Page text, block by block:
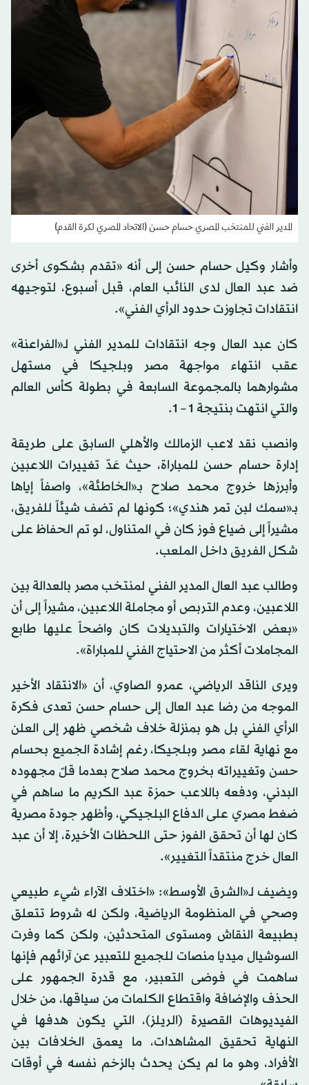
المدير الفني للمنتخب المصري حسام حسن (الاتحاد المصري لكرة القدم)
وأشار وكيل حسام حسن إلى أنه «تقدم بشكوى أخرى
ضد عبد العال لدى النائب العام، قبل أسبوع، لتوجيهه
انتقادات تجاوزت حدود الرأي الفني».
كان عبد العال وجه انتقادات للمدير الفني لـ«الفراعنة»
عقب انتهاء مواجهة مصر وبلجيكا في مستهل
مشوارهما بالمجموعة السابعة في بطولة كأس العالم
والتي انتهت بنتيجة 1 – 1.
وانصب نقد لاعب الزمالك والأهلي السابق على طريقة
إدارة حسام حسن للمباراة، حيث عَدّ تغييرات اللاعبين
وأبرزها خروج محمد صلاح بـ«الخاطئة»، واصفاً إياها
بـ«سمك لبن تمر هندي»؛ كونها لم تضف شيئاً للفريق،
مشيراً إلى ضياع فوز كان في المتناول، لو تم الحفاظ على
شكل الفريق داخل الملعب.
وطالب عبد العال المدير الفني لمنتخب مصر بالعدالة بين
اللاعبين، وعدم التربص أو مجاملة اللاعبين، مشيراً إلى أن
«بعض الاختيارات والتبديلات كان واضحاً عليها طابع
المجاملات أكثر من الاحتياج الفني للمباراة».
ويرى الناقد الرياضي، عمرو الصاوي، أن «الانتقاد الأخير
الموجه من رضا عبد العال إلى حسام حسن تعدى فكرة
الرأي الفني بل هو بمنزلة خلاف شخصي ظهر إلى العلن
مع نهاية لقاء مصر وبلجيكا، رغم إشادة الجميع بحسام
حسن وتغييراته بخروج محمد صلاح بعدما قلّ مجهوده
البدني، ودفعه باللاعب حمزة عبد الكريم ما ساهم في
ضغط مصري على الدفاع البلجيكي، وأظهر جودة مصرية
كان لها أن تحقق الفوز حتى اللحظات الأخيرة، إلا أن عبد
العال خرج منتقداً التغيير».
ويضيف لـ«الشرق الأوسط»: «اختلاف الآراء شيء طبيعي
وصحي في المنظومة الرياضية، ولكن له شروط تتعلق
بطبيعة النقاش ومستوى المتحدثين، ولكن كما وفرت
السوشيال ميديا منصات للجميع للتعبير عن آرائهم فإنها
ساهمت في فوضى التعبير، مع قدرة الجمهور على
الحذف والإضافة واقتطاع الكلمات من سياقها، من خلال
الفيديوهات القصيرة (الريلز)، التي يكون هدفها في
النهاية تحقيق المشاهدات، ما يعمق الخلافات بين
الأفراد، وهو ما لم يكن يحدث بالزخم نفسه في أوقات